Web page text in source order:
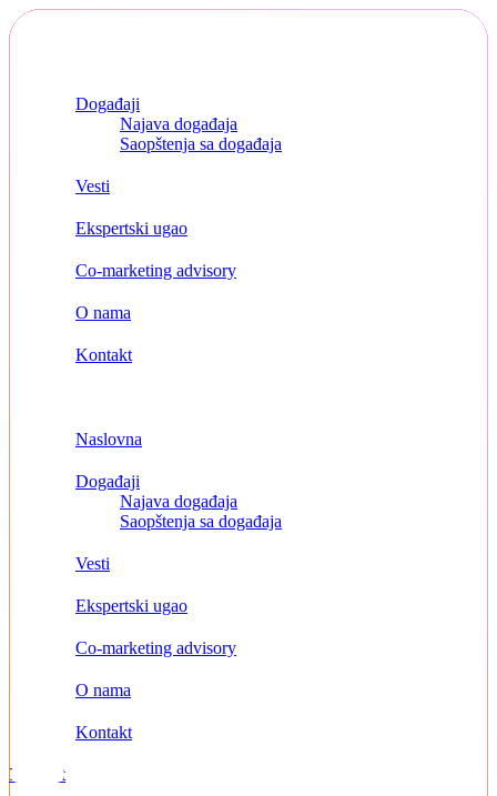
Skip
to
Događaji
Najava događaja
Saopštenja sa događaja
Vesti
Ekspertski ugao
Co-marketing advisory
O nama
Kontakt
Naslovna
Događaji
Najava događaja
Saopštenja sa događaja
Vesti
Ekspertski ugao
Co-marketing advisory
O nama
Kontakt
Kontakt